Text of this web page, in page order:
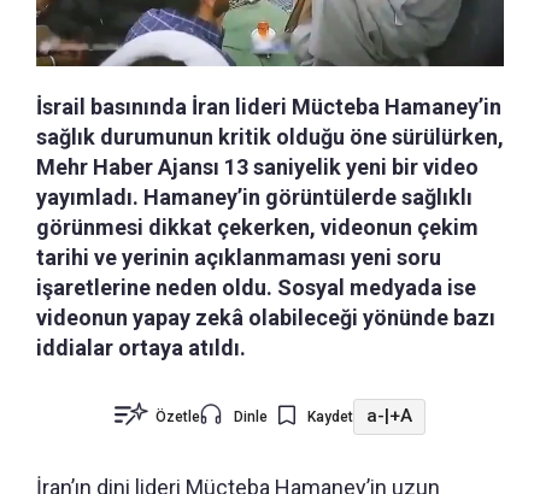
İsrail basınında İran lideri Mücteba Hamaney’in
sağlık durumunun kritik olduğu öne sürülürken,
Mehr Haber Ajansı 13 saniyelik yeni bir video
yayımladı. Hamaney’in görüntülerde sağlıklı
görünmesi dikkat çekerken, videonun çekim
tarihi ve yerinin açıklanmaması yeni soru
işaretlerine neden oldu. Sosyal medyada ise
videonun yapay zekâ olabileceği yönünde bazı
iddialar ortaya atıldı.
Özetle Dinle Kaydet a-|+A
İran’ın dini lideri Mücteba Hamaney’in uzun